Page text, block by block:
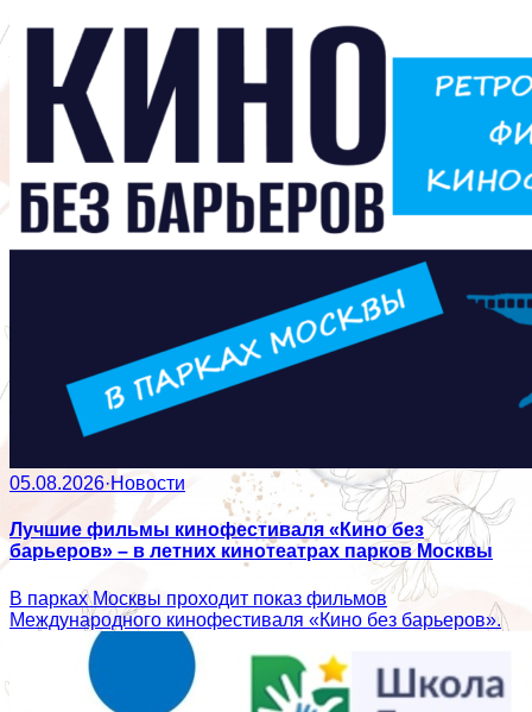
05.08.2026·Новости
Лучшие фильмы кинофестиваля «Кино без
барьеров» – в летних кинотеатрах парков Москвы
В парках Москвы проходит показ фильмов
Международного кинофестиваля «Кино без барьеров».